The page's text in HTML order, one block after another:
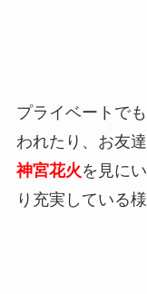
プライベートでも
われたり、お友達
神宮花火 を見に
り充実している様